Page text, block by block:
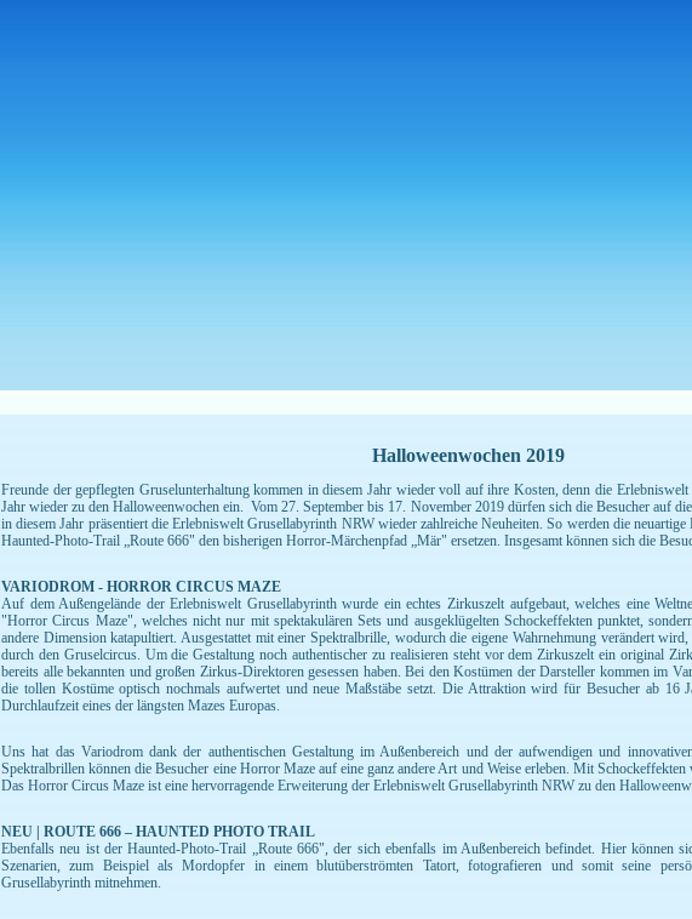
Halloweenwochen 2019
Freunde der gepflegten Gruselunterhaltung kommen in diesem Jahr wieder voll auf ihre Kosten, denn die
Jahr wieder zu den Halloweenwochen ein. Vom 27. September bis 17. November 2019 dürfen sich die Besucher auf
in diesem Jahr präsentiert die Erlebniswelt Grusellabyrinth NRW wieder zahlreiche Neuheiten. So werden die
Haunted-Photo-Trail „Route 666" den bisherigen Horror-Märchenpfad „Mär" ersetzen. Insgesamt können sich die
VARIODROM - HORROR CIRCUS MAZE
Auf dem Außengelände der Erlebniswelt Grusellabyrinth wurde ein echtes Zirkuszelt aufgebaut, welches eine
"Horror Circus Maze", welches nicht nur mit spektakulären Sets und ausgeklügelten Schockeffekten punktet,
andere Dimension katapultiert. Ausgestattet mit einer Spektralbrille, wodurch die eigene Wahrnehmung verändert
durch den Gruselcircus. Um die Gestaltung noch authentischer zu realisieren steht vor dem Zirkuszelt ein original
bereits alle bekannten und großen Zirkus-Direktoren gesessen haben. Bei den Kostümen der Darsteller kommen im
die tollen Kostüme optisch nochmals aufwertet und neue Maßstäbe setzt. Die Attraktion wird für Besucher ab 16
Durchlaufzeit eines der längsten Mazes Europas.
Uns hat das Variodrom dank der authentischen Gestaltung im Außenbereich und der aufwendigen und
Spektralbrillen können die Besucher eine Horror Maze auf eine ganz andere Art und Weise erleben. Mit
Das Horror Circus Maze ist eine hervorragende Erweiterung der Erlebniswelt Grusellabyrinth NRW zu den
NEU | ROUTE 666 – HAUNTED PHOTO TRAIL
Ebenfalls neu ist der Haunted-Photo-Trail „Route 666", der sich ebenfalls im Außenbereich befindet. Hier können
Szenarien, zum Beispiel als Mordopfer in einem blutüberströmten Tatort, fotografieren und somit seine
Grusellabyrinth mitnehmen.